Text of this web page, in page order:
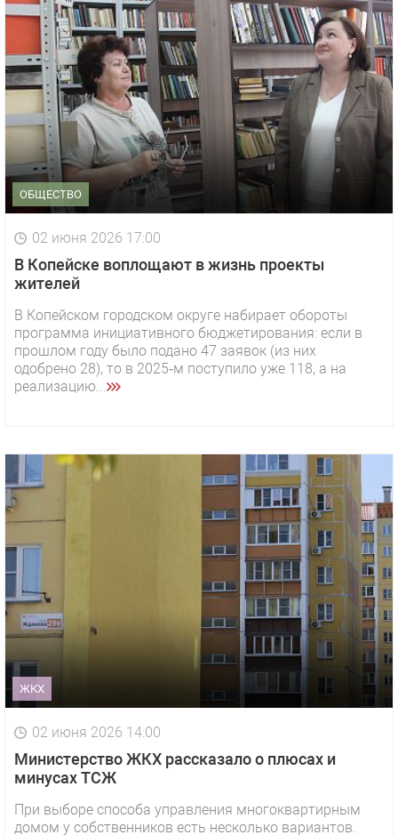
ОБЩЕСТВО
02 июня 2026 17:00
В Копейске воплощают в жизнь проекты
жителей
В Копейском городском округе набирает обороты
программа инициативного бюджетирования: если в
прошлом году было подано 47 заявок (из них
одобрено 28), то в 2025‑м поступило уже 118, а на
реализацию...
ЖКХ
02 июня 2026 14:00
Министерство ЖКХ рассказало о плюсах и
минусах ТСЖ
При выборе способа управления многоквартирным
домом у собственников есть несколько вариантов.
1 видео СМОТРЕТЬ